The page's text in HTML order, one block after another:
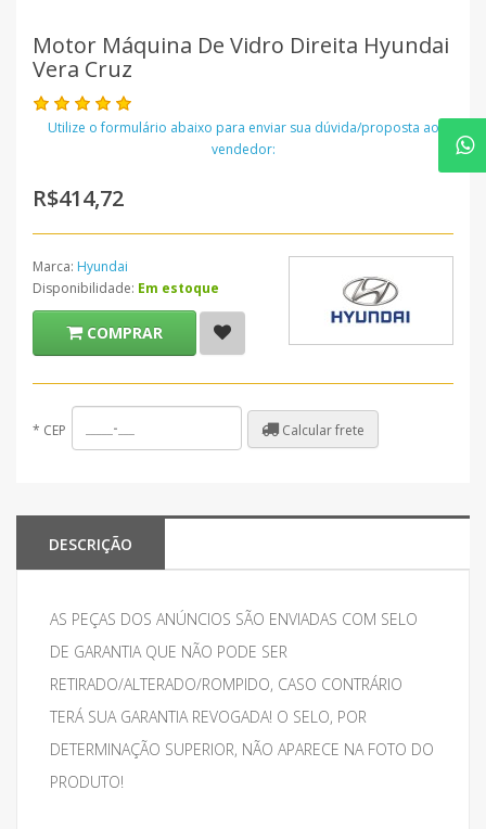
Motor Máquina De Vidro Direita Hyundai
Vera Cruz
Utilize o formulário abaixo para enviar sua dúvida/proposta ao
vendedor:
R$414,72
Marca: Hyundai
Disponibilidade: Em estoque
COMPRAR
* CEP Calcular frete
DESCRIÇÃO
AS PEÇAS DOS ANÚNCIOS SÃO ENVIADAS COM SELO
DE GARANTIA QUE NÃO PODE SER
RETIRADO/ALTERADO/ROMPIDO, CASO CONTRÁRIO
TERÁ SUA GARANTIA REVOGADA! O SELO, POR
DETERMINAÇÃO SUPERIOR, NÃO APARECE NA FOTO DO
PRODUTO!